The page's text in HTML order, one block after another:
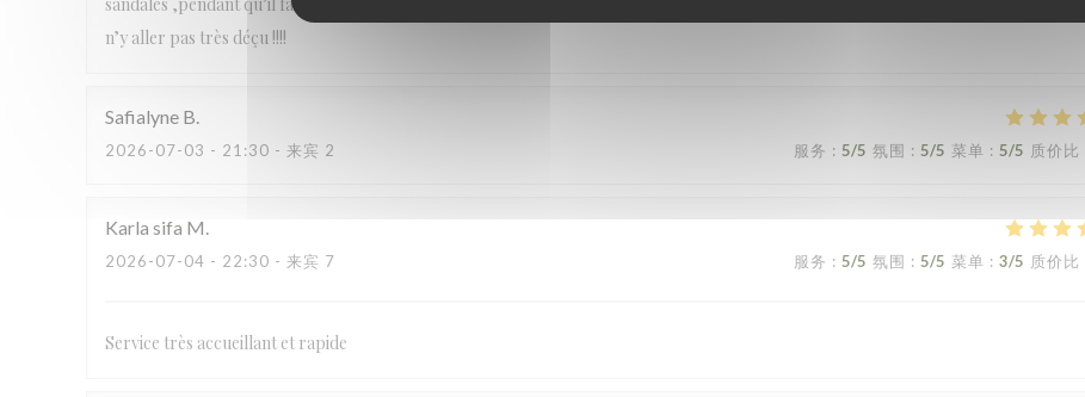
n’y aller pas très déçu !!!!
Safialyne B
2026-07-03 - 21:30 - 来宾 2 服务 : 5/5 氛围 : 5/5 菜单 : 5/5 质价比
Karla sifa M
2026-07-04 - 22:30 - 来宾 7 服务 : 5/5 氛围 : 5/5 菜单 : 3/5 质价比
Service très accueillant et rapide